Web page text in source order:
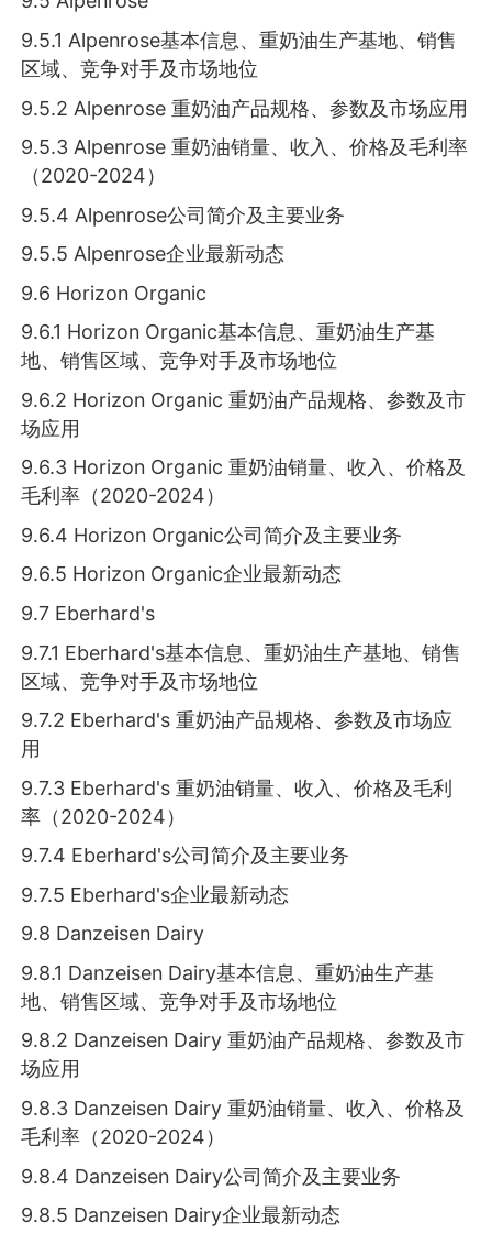
9.5.1 Alpenrose基本信息、重奶油生产基地、销售
区域、竞争对手及市场地位
9.5.2 Alpenrose 重奶油产品规格、参数及市场应用
9.5.3 Alpenrose 重奶油销量、收入、价格及毛利率
（2020-2024）
9.5.4 Alpenrose公司简介及主要业务
9.5.5 Alpenrose企业最新动态
9.6 Horizon Organic
9.6.1 Horizon Organic基本信息、重奶油生产基
地、销售区域、竞争对手及市场地位
9.6.2 Horizon Organic 重奶油产品规格、参数及市
场应用
9.6.3 Horizon Organic 重奶油销量、收入、价格及
毛利率（2020-2024）
9.6.4 Horizon Organic公司简介及主要业务
9.6.5 Horizon Organic企业最新动态
9.7 Eberhard's
9.7.1 Eberhard's基本信息、重奶油生产基地、销售
区域、竞争对手及市场地位
9.7.2 Eberhard's 重奶油产品规格、参数及市场应
用
9.7.3 Eberhard's 重奶油销量、收入、价格及毛利
率（2020-2024）
9.7.4 Eberhard's公司简介及主要业务
9.7.5 Eberhard's企业最新动态
9.8 Danzeisen Dairy
9.8.1 Danzeisen Dairy基本信息、重奶油生产基
地、销售区域、竞争对手及市场地位
9.8.2 Danzeisen Dairy 重奶油产品规格、参数及市
场应用
9.8.3 Danzeisen Dairy 重奶油销量、收入、价格及
毛利率（2020-2024）
9.8.4 Danzeisen Dairy公司简介及主要业务
9.8.5 Danzeisen Dairy企业最新动态